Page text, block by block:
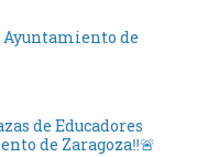
Ayuntamiento de
de Educadores
de Zaragoza‼️🚨